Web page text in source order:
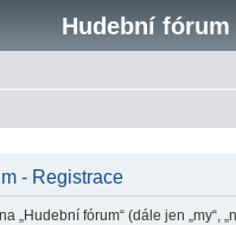
Hudební fórum
- Registrace
„Hudební fórum“ (dále jen „my“,